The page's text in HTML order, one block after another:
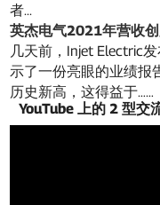
者...
英杰电气2021年营收
几天前，Injet Electric
示了一份亮眼的业绩报
历史新高，这得益于……
YouTube 上的 2 型交